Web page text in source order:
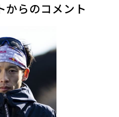
からのコメント